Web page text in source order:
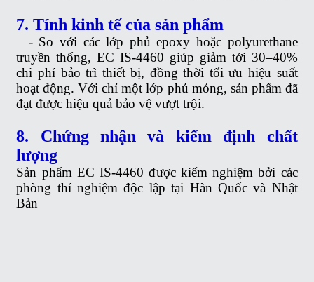
7. Tính kinh tế của sản phẩm
- So với các lớp phủ epoxy hoặc polyurethane
truyền thống, EC IS-4460 giúp giảm tới 30–40%
chi phí bảo trì thiết bị, đồng thời tối ưu hiệu suất
hoạt động. Với chỉ một lớp phủ mỏng, sản phẩm đã
đạt được hiệu quả bảo vệ vượt trội.
8. Chứng nhận và kiểm định chất
lượng
Sản phẩm EC IS-4460 được kiểm nghiệm bởi các
phòng thí nghiệm độc lập tại Hàn Quốc và Nhật
Bản